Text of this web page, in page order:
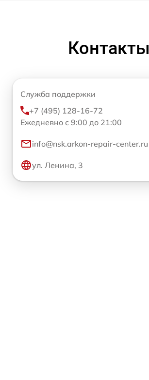
Контакты
Служба поддержки
+7 (495) 128-16-72
Ежедневно с 9:00 до 21:00
info@nsk.arkon-repair-center.ru
ул. Ленина, 3